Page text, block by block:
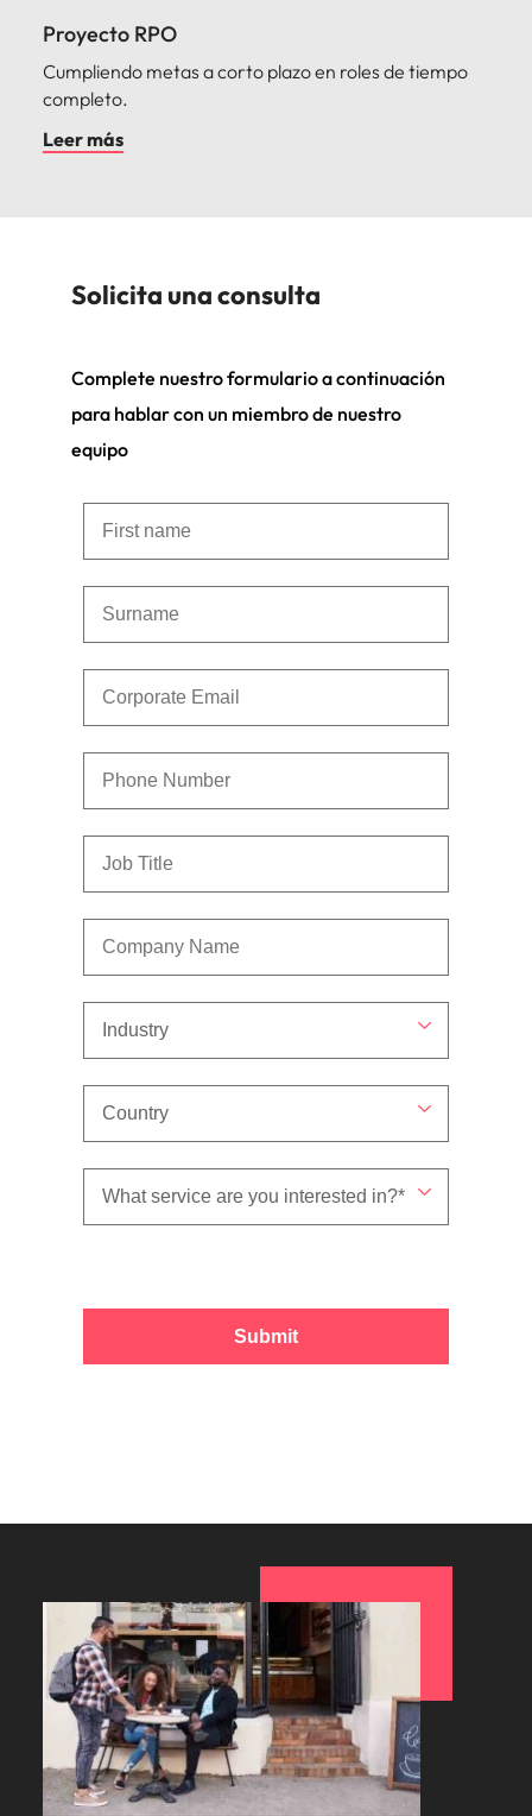
Proyecto RPO
Cumpliendo metas a corto plazo en roles de tiempo
completo.
Leer más
Solicita una consulta
Complete nuestro formulario a continuación
para hablar con un miembro de nuestro
equipo
Submit